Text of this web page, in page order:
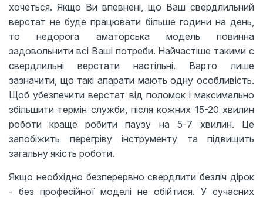
хочеться. Якщо Ви впевнені, що Ваш свердлильний
верстат не буде працювати більше години на день,
то недорога аматорська модель повинна
задовольнити всі Ваші потреби. Найчастіше такими є
свердлильні верстати настільні. Варто лише
зазначити, що такі апарати мають одну особливість.
Щоб убезпечити верстат від поломок і максимально
збільшити термін служби, після кожних 15-20 хвилин
роботи краще робити паузу на 5-7 хвилин. Це
запобіжить перегріву інструменту та підвищить
загальну якість роботи.
Якщо необхідно безперервно свердлити безліч дірок
- без професійної моделі не обійтися. У сучасних